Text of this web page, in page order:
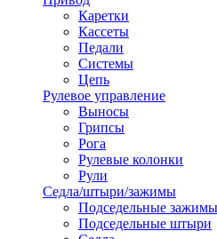
Каретки
Кассеты
Педали
Системы
Цепь
Рулевое управление
Выносы
Грипсы
Рога
Рулевые колонки
Рули
Седла/штыри/зажимы
Подседельные зажимы
Подседельные штыри